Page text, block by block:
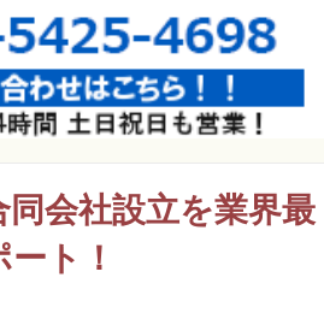
会社設立を業界最
ト！